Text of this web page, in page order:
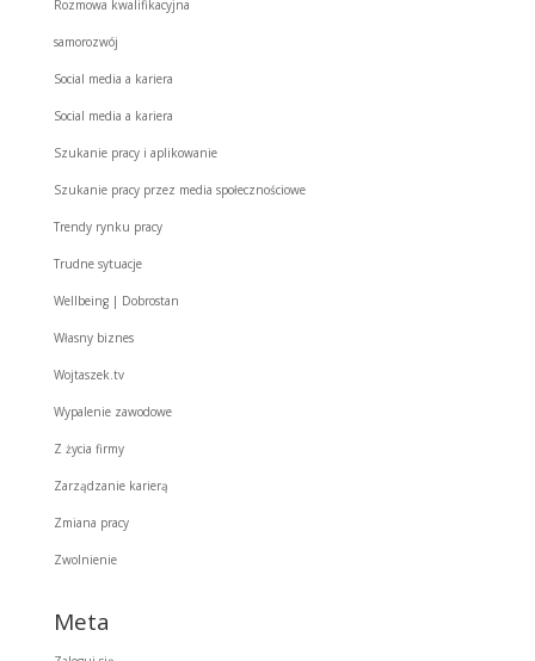
Rozmowa kwalifikacyjna
samorozwój
Social media a kariera
Social media a kariera
Szukanie pracy i aplikowanie
Szukanie pracy przez media społecznościowe
Trendy rynku pracy
Trudne sytuacje
Wellbeing | Dobrostan
Własny biznes
Wojtaszek.tv
Wypalenie zawodowe
Z życia firmy
Zarządzanie karierą
Zmiana pracy
Zwolnienie
Meta